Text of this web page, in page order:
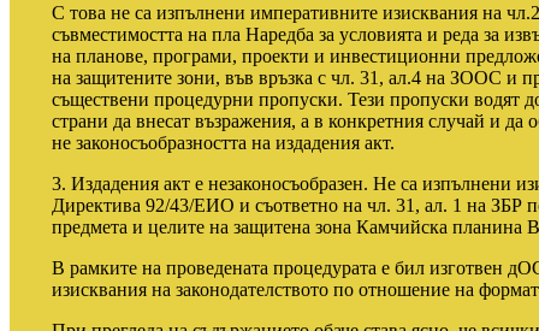
С това не са изпълнени императивните изисквания на
съвместимостта на пла Наредба за условията и реда за
на планове, програми, проекти и инвестиционни
на защитените зони, във връзка с чл. 31, ал.4 на ЗООС и
съществени процедурни пропуски. Тези пропуски водят
страни да внесат възражения, а в конкретния случай и да
не законосъобразността на издадения акт.
3. Издадения акт е незаконосъобразен. Не са изпълнени
Директива 92/43/ЕИО и съответно на чл. 31, ал. 1 на ЗБР
предмета и целите на защитена зона Камчийска планина
В рамките на проведената процедурата е бил изготвен
изисквания на законодателството по отношение на